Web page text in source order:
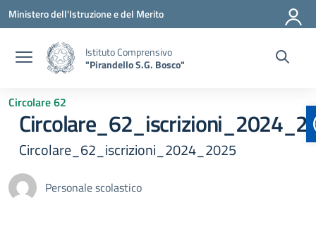
Vai ai contenuti
Vai al menu di navigazione
Vai al footer
Ministero dell'Istruzione e del Merito
Istituto Comprensivo
"Pirandello S.G. Bosco"
Circolare 62
Circolare_62_iscrizioni_2024_2025
Personale scolastico